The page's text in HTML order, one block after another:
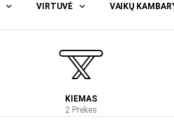
VIRTUVĖ VAIKŲ
KIEMAS
2 Prekes